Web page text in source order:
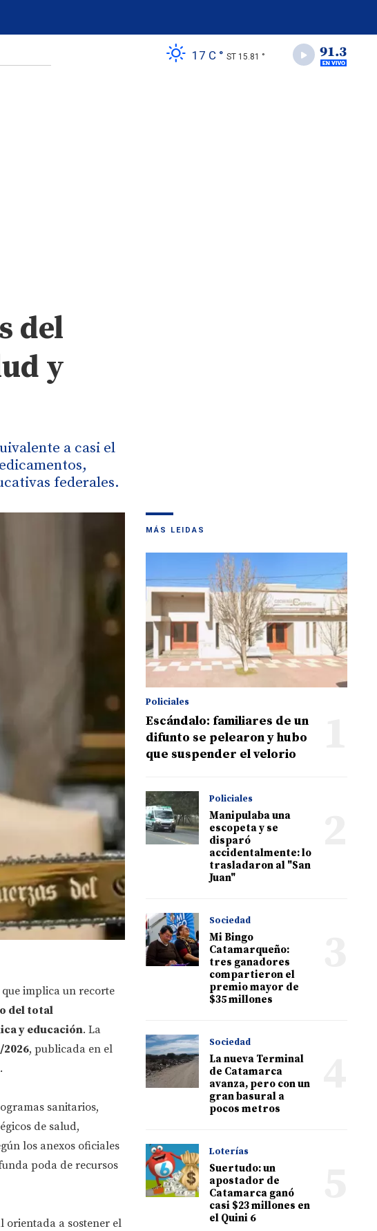
17 C ° ST 15.81 °
del
y
a casi el
federales.
implica un recorte
del total
y educación. La
, publicada en el
sanitarios,
de salud,
los anexos oficiales
poda de recursos
orientada a sostener el
MÁS LEIDAS
Policiales
Escándalo: familiares de un
difunto se pelearon y hubo
que suspender el velorio
Policiales
Manipulaba una
escopeta y se
disparó
accidentalmente: lo
trasladaron al "San
Juan"
Sociedad
Mi Bingo
Catamarqueño:
tres ganadores
compartieron el
premio mayor de
$35 millones
Sociedad
La nueva Terminal
de Catamarca
avanza, pero con un
gran basural a
pocos metros
Loterías
Suertudo: un
apostador de
Catamarca ganó
casi $23 millones en
el Quini 6